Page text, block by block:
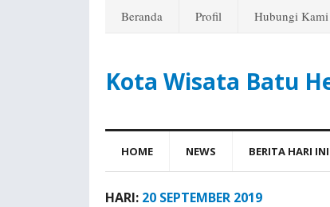
Beranda Profil Hubungi Kami
Kota Wisata Batu
HOME NEWS BERITA HARI INI
HARI: 20 SEPTEMBER 2019